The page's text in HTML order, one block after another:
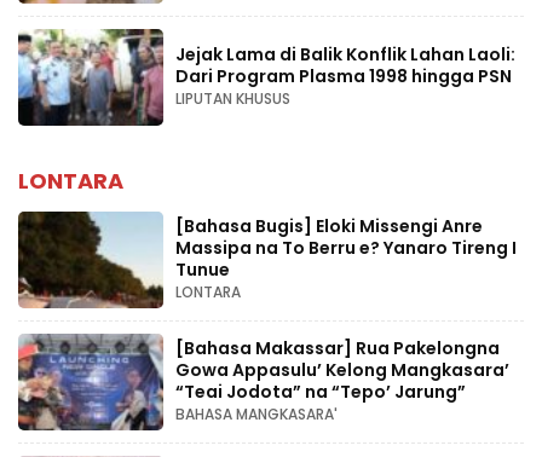
Jejak Lama di Balik Konflik Lahan Laoli:
Dari Program Plasma 1998 hingga PSN
LIPUTAN KHUSUS
LONTARA
[Bahasa Bugis] ‎Eloki Missengi Anre
Massipa na To Berru e? Yanaro Tireng I
Tunue
LONTARA
[Bahasa Makassar] Rua Pakelongna
Gowa Appasulu’ Kelong Mangkasara’
“Teai Jodota” na “Tepo’ Jarung”
BAHASA MANGKASARA'